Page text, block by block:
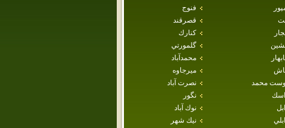
فنوج
قصرقند
كنارك
گلمورتي
محمدآباد
ميرجاوه
محمد
نصرت آباد
نگور
نوك آباد
نيك شهر